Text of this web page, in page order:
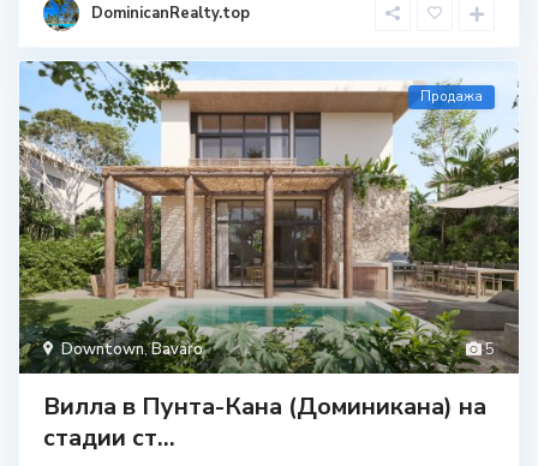
DominicanRealty.top
5
Downtown,Bavaro
Продажа
Вилла в Пунта-Кана (Доминикана) на
стадии ст...